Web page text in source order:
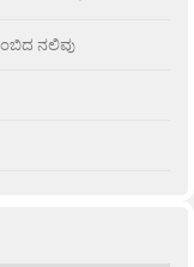
ನಲಿವು